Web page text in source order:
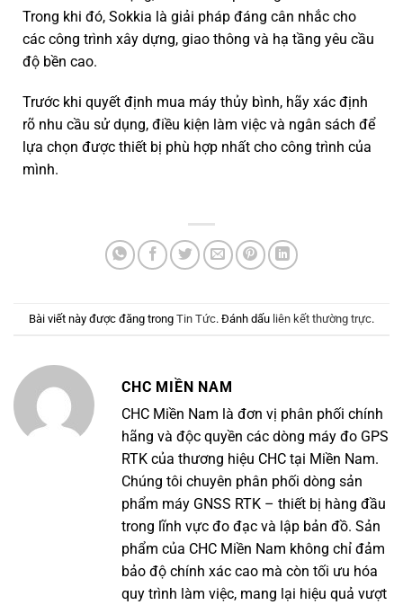
Trong khi đó, Sokkia là giải pháp đáng cân nhắc cho
các công trình xây dựng, giao thông và hạ tầng yêu cầu
độ bền cao.
Trước khi quyết định mua máy thủy bình, hãy xác định
rõ nhu cầu sử dụng, điều kiện làm việc và ngân sách để
lựa chọn được thiết bị phù hợp nhất cho công trình của
mình.
Bài viết này được đăng trong Tin Tức. Đánh dấu liên kết thường trực.
CHC MIỀN NAM
CHC Miền Nam là đơn vị phân phối chính
hãng và độc quyền các dòng máy đo GPS
RTK của thương hiệu CHC tại Miền Nam.
Chúng tôi chuyên phân phối dòng sản
phẩm máy GNSS RTK – thiết bị hàng đầu
trong lĩnh vực đo đạc và lập bản đồ. Sản
phẩm của CHC Miền Nam không chỉ đảm
bảo độ chính xác cao mà còn tối ưu hóa
quy trình làm việc, mang lại hiệu quả vượt